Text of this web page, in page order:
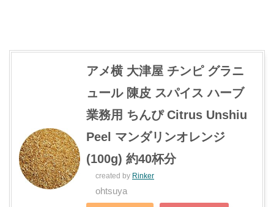
アメ横 大津屋 チンピ グラニ
ュール 陳皮 スパイス ハーブ
業務用 ちんぴ Citrus Unshiu
Peel マンダリンオレンジ
(100g) 約40杯分
created by Rinker
ohtsuya